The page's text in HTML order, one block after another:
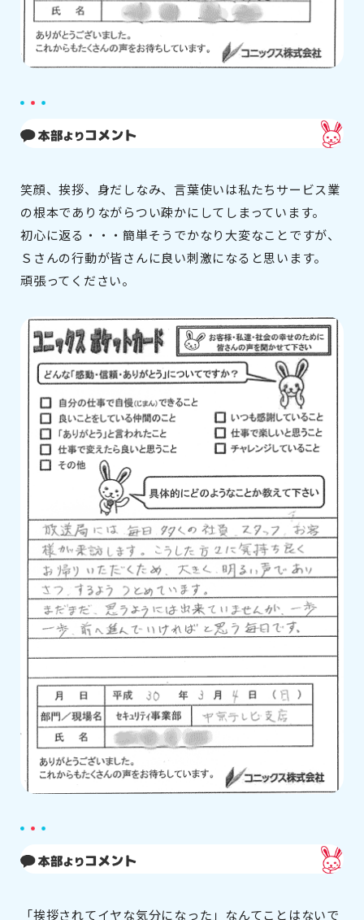
笑顔、挨拶、身だしなみ、言葉使いは私たちサービス業
の根本でありながらつい疎かにしてしまっています。
初心に返る・・・簡単そうでかなり大変なことですが、
Ｓさんの行動が皆さんに良い刺激になると思います。
頑張ってください。
「挨拶されてイヤな気分になった」なんてことはないで